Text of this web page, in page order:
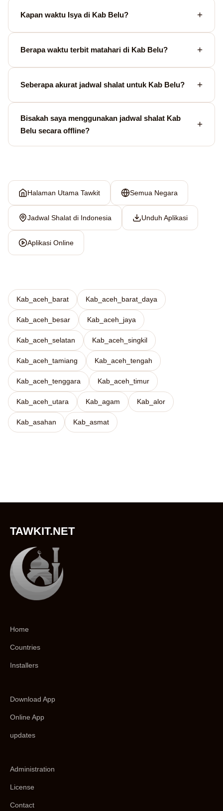
Kapan waktu Isya di Kab Belu?
Berapa waktu terbit matahari di Kab Belu?
Seberapa akurat jadwal shalat untuk Kab Belu?
Bisakah saya menggunakan jadwal shalat Kab
Belu secara offline?
Halaman Utama Tawkit Semua Negara
Jadwal Shalat di Indonesia Unduh Aplikasi
Aplikasi Online
Kab_aceh_barat Kab_aceh_barat_daya
Kab_aceh_besar Kab_aceh_jaya
Kab_aceh_selatan Kab_aceh_singkil
Kab_aceh_tamiang Kab_aceh_tengah
Kab_aceh_tenggara Kab_aceh_timur
Kab_aceh_utara Kab_agam Kab_alor
Kab_asahan Kab_asmat
TAWKIT.NET
Home
Countries
Installers
Download App
Online App
updates
Administration
License
Contact